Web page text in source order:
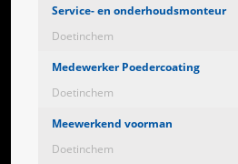
Service- en onderhoudsmonteur
Doetinchem
Medewerker Poedercoating
Doetinchem
Meewerkend voorman
Doetinchem